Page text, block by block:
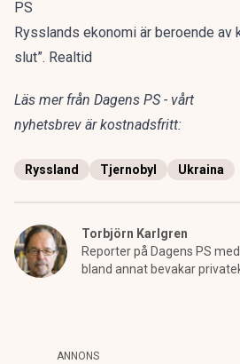
PS
Rysslands ekonomi är beroende av
slut”. Realtid
Läs mer från Dagens PS - vårt
nyhetsbrev är kostnadsfritt:
Ryssland Tjernobyl Ukraina
Torbjörn Karlgren
Reporter på Dagens PS
bland annat bevakar
ANNONS